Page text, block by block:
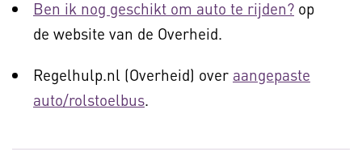
Ben ik nog geschikt om auto te rijden? op
de website van de Overheid.
Regelhulp.nl (Overheid) over aangepaste
auto/rolstoelbus.